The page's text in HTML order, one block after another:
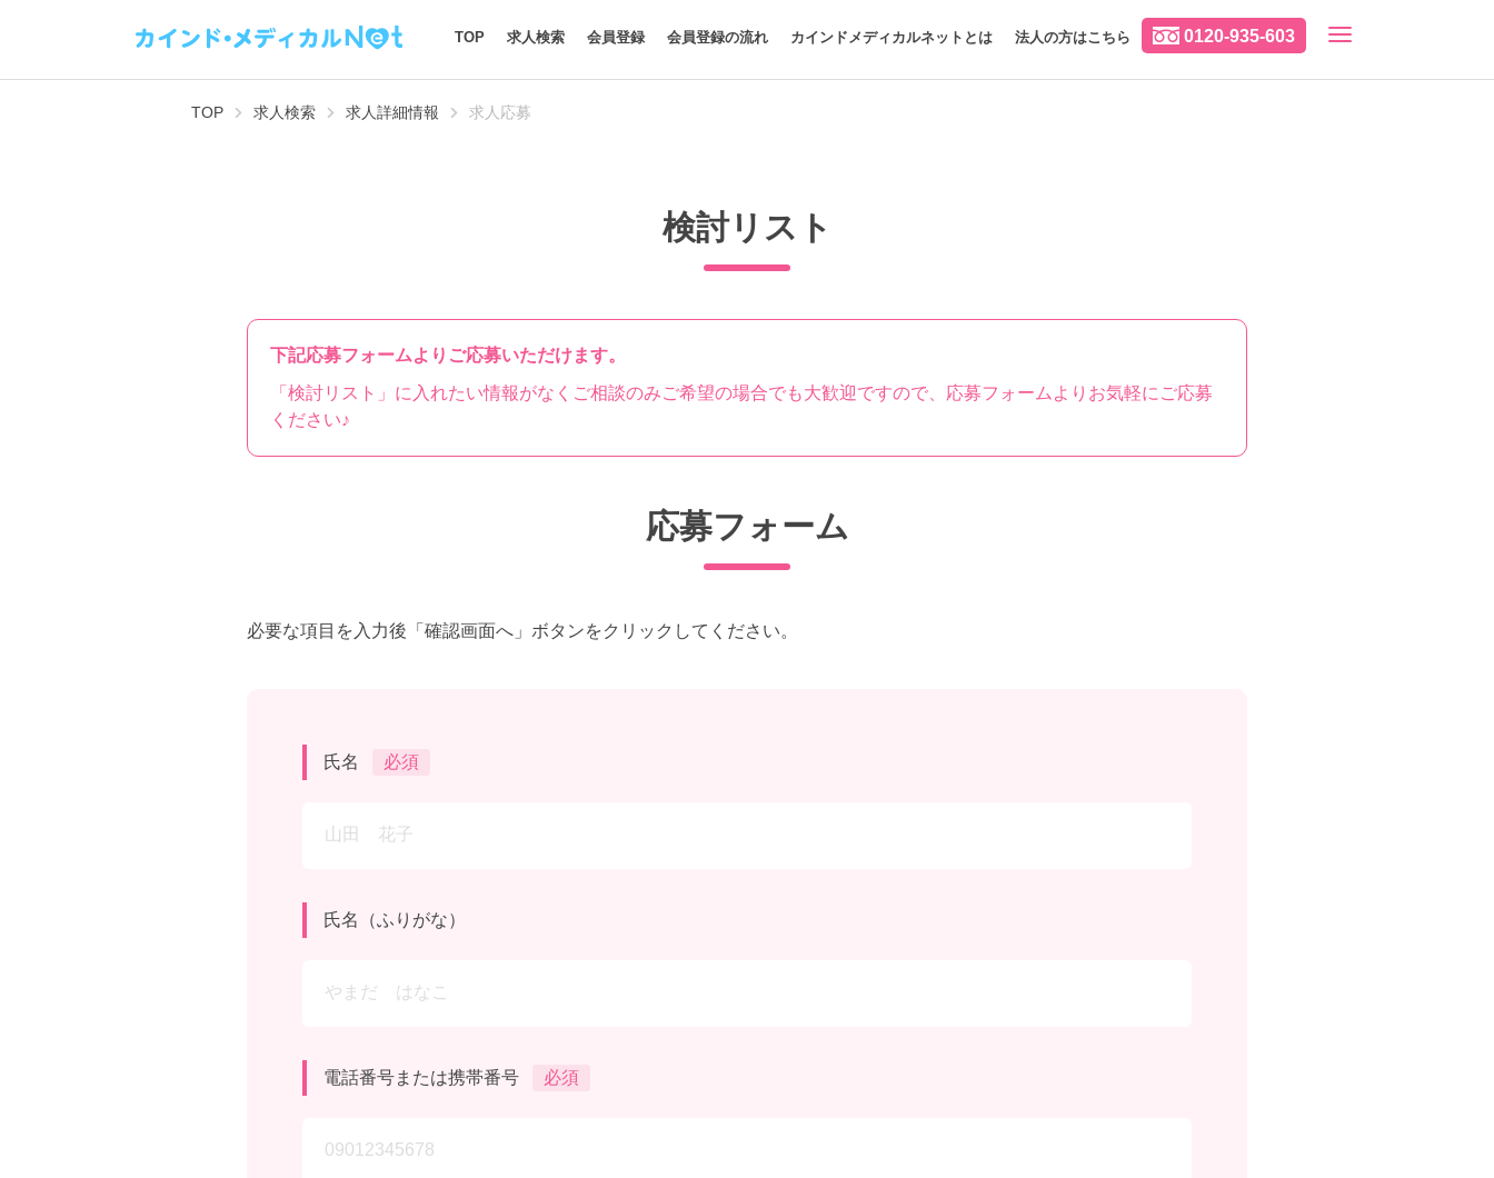
0120-935-603
TOP 求人検索 会員登録 会員登録の流れ カインドメディカルネットとは 法人の方はこちら
TOP 求人検索 求人詳細情報 求人応募
検討リスト
下記応募フォームよりご応募いただけます。
「検討リスト」に入れたい情報がなくご相談のみご希望の場合でも大歓迎ですので、応募フォームよりお気軽にご応募
ください♪
応募フォーム
必要な項目を入力後「確認画面へ」ボタンをクリックしてください。
氏名 必須
氏名（ふりがな）
電話番号または携帯番号 必須